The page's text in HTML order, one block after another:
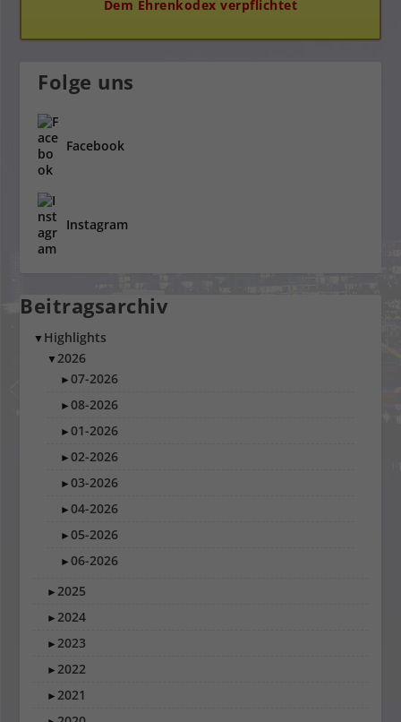
Dem Ehrenkodex verpflichtet
Folge uns
Facebook
Instagram
Beitragsarchiv
▼ Highlights
▼2026
►07-2026
►08-2026
►01-2026
►02-2026
►03-2026
►04-2026
►05-2026
►06-2026
►2025
►2024
►2023
►2022
►2021